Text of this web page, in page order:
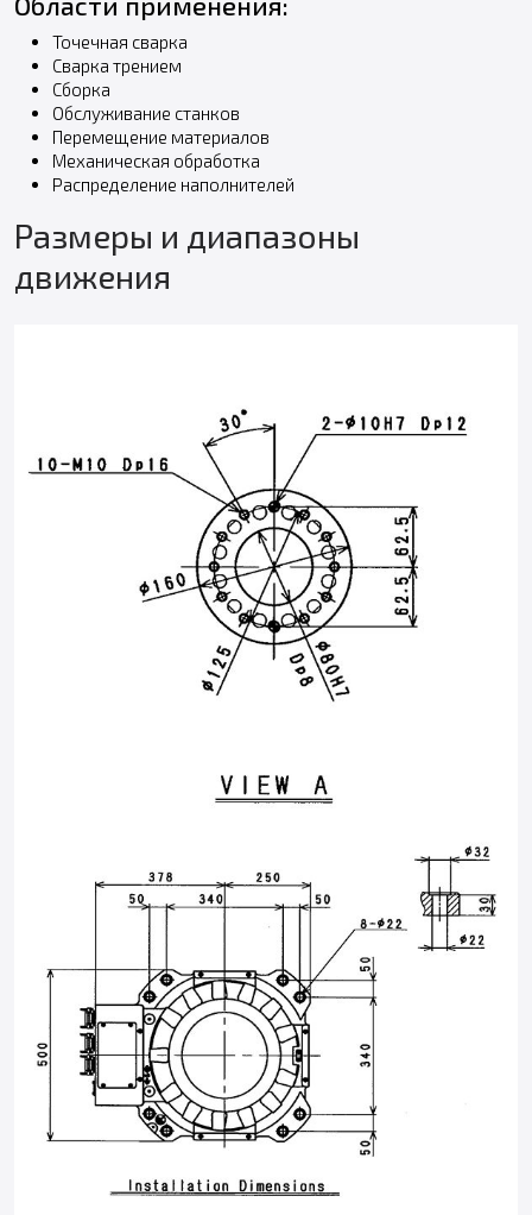
Точечная сварка
Сварка трением
Сборка
Обслуживание станков
Перемещение материалов
Механическая обработка
Распределение наполнителей
Размеры и диапазоны
движения